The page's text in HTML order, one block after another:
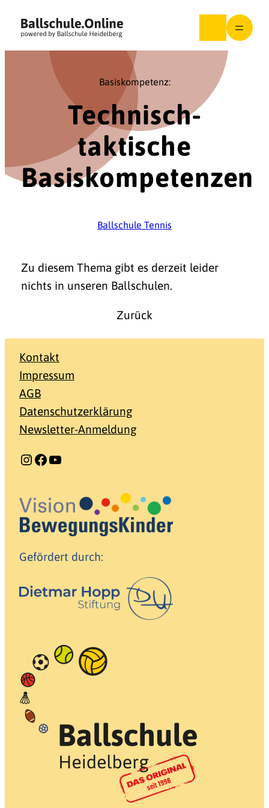
Inhalt
springen
Basiskompetenz:
Technisch-
taktische
Basiskompetenzen
Ballschule Tennis
Zu diesem Thema gibt es derzeit leider
nichts in unseren Ballschulen.
Zurück
Kontakt
Impressum
AGB
Datenschutzerklärung
Newsletter-Anmeldung
Instagram Facebook YouTube
Gefördert durch: